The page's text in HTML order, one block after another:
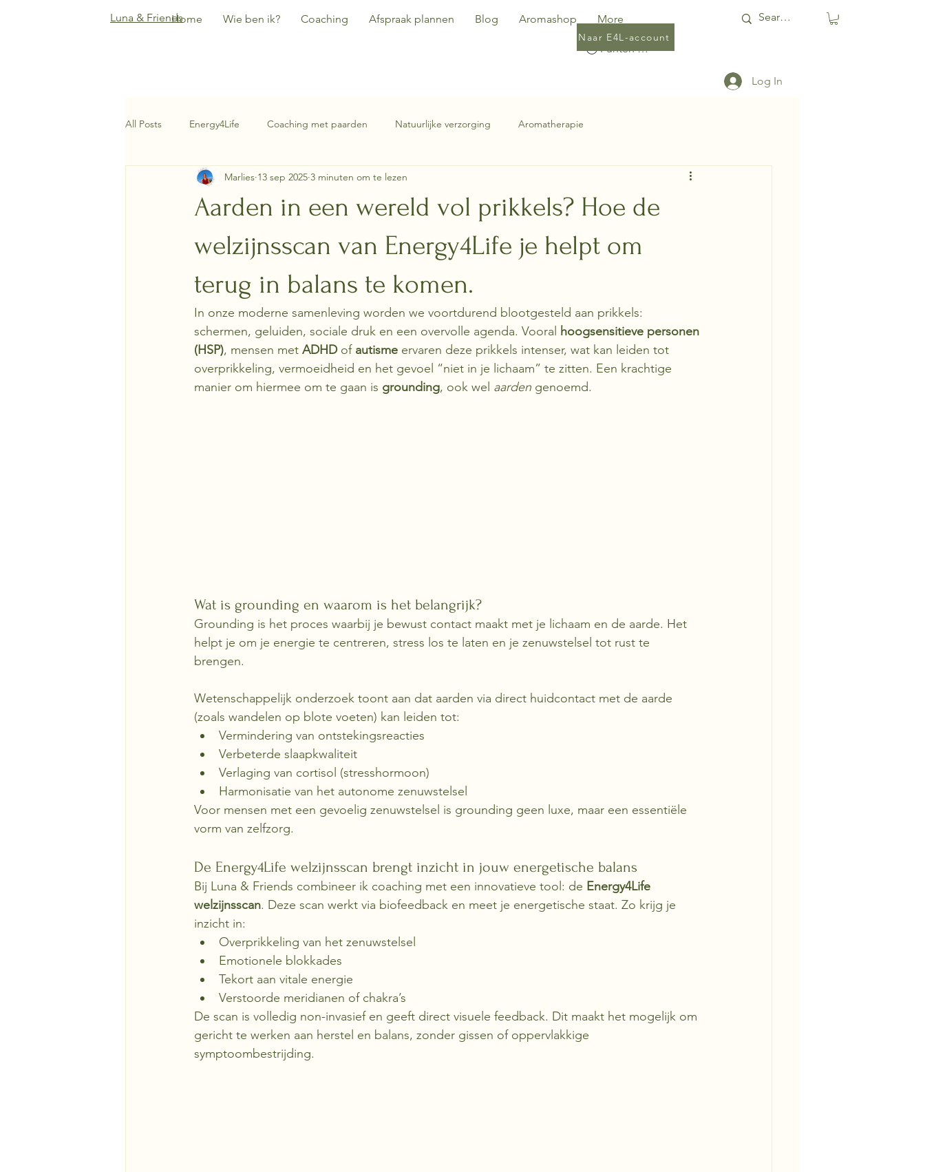
Luna & FriendsHome Wie ben ik? Coaching Afspraak plannen Blog Aromashop More
Punten bekijken
Naar E4L-account
Log In
All Posts Energy4Life Coaching met paarden Natuurlijke verzorging Aromatherapie
Aarden in een wereld vol prikkels? Hoe de
welzijnsscan van Energy4Life je helpt om
terug in balans te komen.
Marlies 13 sep 2025 3 minuten om te lezen
In onze moderne samenleving worden we voortdurend blootgesteld aan prikkels:
schermen, geluiden, sociale druk en een overvolle agenda. Vooral hoogsensitieve personen
(HSP), mensen met ADHD of autisme ervaren deze prikkels intenser, wat kan leiden tot
overprikkeling, vermoeidheid en het gevoel “niet in je lichaam” te zitten. Een krachtige
manier om hiermee om te gaan is grounding, ook wel aarden genoemd.
Wat is grounding en waarom is het belangrijk?
Grounding is het proces waarbij je bewust contact maakt met je lichaam en de aarde. Het
helpt je om je energie te centreren, stress los te laten en je zenuwstelsel tot rust te
brengen.
Wetenschappelijk onderzoek toont aan dat aarden via direct huidcontact met de aarde
(zoals wandelen op blote voeten) kan leiden tot:
Vermindering van ontstekingsreacties
Verbeterde slaapkwaliteit
Verlaging van cortisol (stresshormoon)
Harmonisatie van het autonome zenuwstelsel
Voor mensen met een gevoelig zenuwstelsel is grounding geen luxe, maar een essentiële
vorm van zelfzorg.
De Energy4Life welzijnsscan brengt inzicht in jouw energetische balans
Bij Luna & Friends combineer ik coaching met een innovatieve tool: de Energy4Life
welzijnsscan. Deze scan werkt via biofeedback en meet je energetische staat. Zo krijg je
inzicht in:
Overprikkeling van het zenuwstelsel
Emotionele blokkades
Tekort aan vitale energie
Verstoorde meridianen of chakra’s
De scan is volledig non-invasief en geeft direct visuele feedback. Dit maakt het mogelijk om
gericht te werken aan herstel en balans, zonder gissen of oppervlakkige
symptoombestrijding.